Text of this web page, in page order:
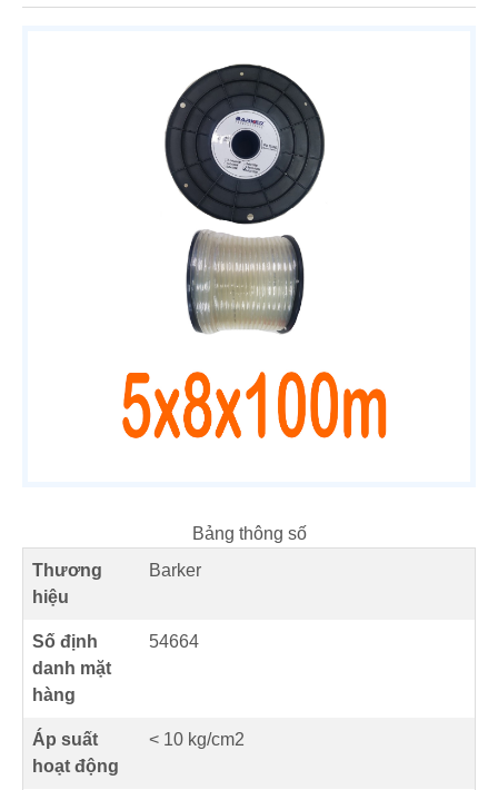
Bảng thông số
Thương
hiệu
Barker
Số định
danh mặt
hàng
54664
Áp suất
hoạt động
< 10 kg/cm2